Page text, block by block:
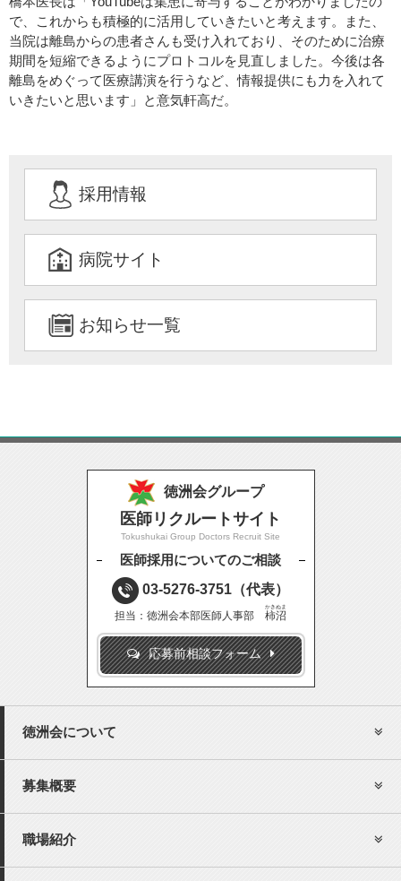
で、これからも積極的に活用していきたいと考えます。また、
当院は離島からの患者さんも受け入れており、そのために治療
期間を短縮できるようにプロトコルを見直しました。今後は各
離島をめぐって医療講演を行うなど、情報提供にも力を入れて
いきたいと思います」と意気軒高だ。
採用情報
病院サイト
お知らせ一覧
徳洲会グループ
医師リクルートサイト
Tokushukai Group Doctors Recruit Site
医師採用についてのご相談
03-5276-3751 （代表）
担当：徳洲会本部医師人事部 柿沼
かきぬま
応募前相談フォーム
徳洲会について
募集概要
職場紹介